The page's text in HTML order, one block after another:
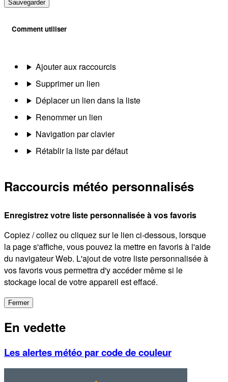
Sauvegarder
Comment utiliser
Ajouter aux raccourcis
Supprimer un lien
Déplacer un lien dans la liste
Renommer un lien
Navigation par clavier
Rétablir la liste par défaut
Raccourcis météo personnalisés
Enregistrez votre liste personnalisée à vos favoris
Copiez / collez ou cliquez sur le lien ci-dessous, lorsque
la page s'affiche, vous pouvez la mettre en favoris à l'aide
du navigateur Web. L'ajout de votre liste personnalisée à
vos favoris vous permettra d'y accéder même si le
stockage local de votre appareil est effacé.
Fermer
En vedette
Les alertes météo par code de couleur